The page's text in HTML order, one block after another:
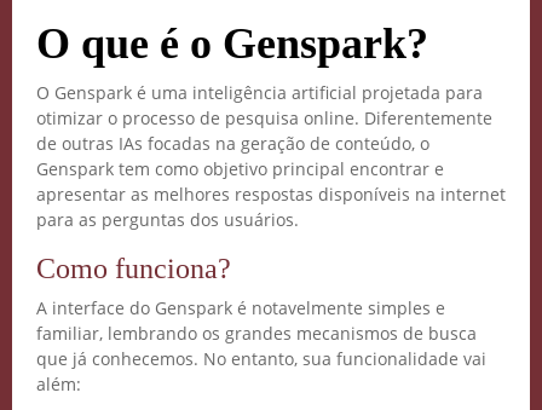
O que é o Genspark?
O Genspark é uma inteligência artificial projetada para
otimizar o processo de pesquisa online. Diferentemente
de outras IAs focadas na geração de conteúdo, o
Genspark tem como objetivo principal encontrar e
apresentar as melhores respostas disponíveis na internet
para as perguntas dos usuários.
Como funciona?
A interface do Genspark é notavelmente simples e
familiar, lembrando os grandes mecanismos de busca
que já conhecemos. No entanto, sua funcionalidade vai
além: